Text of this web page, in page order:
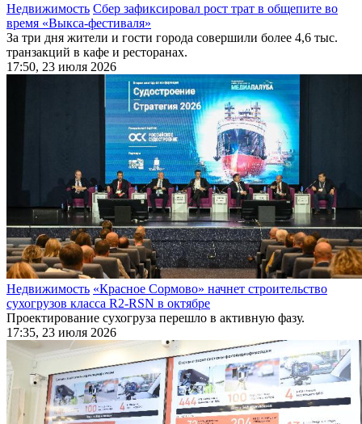
Недвижимость Сбер зафиксировал рост трат в общепите во
время «Выкса-фестиваля»
За три дня жители и гости города совершили более 4,6 тыс.
транзакций в кафе и ресторанах.
17:50, 23 июля 2026
Недвижимость «Красное Сормово» начнет строительство
сухогрузов класса R2-RSN в октябре
Проектирование сухогруза перешло в активную фазу.
17:35, 23 июля 2026